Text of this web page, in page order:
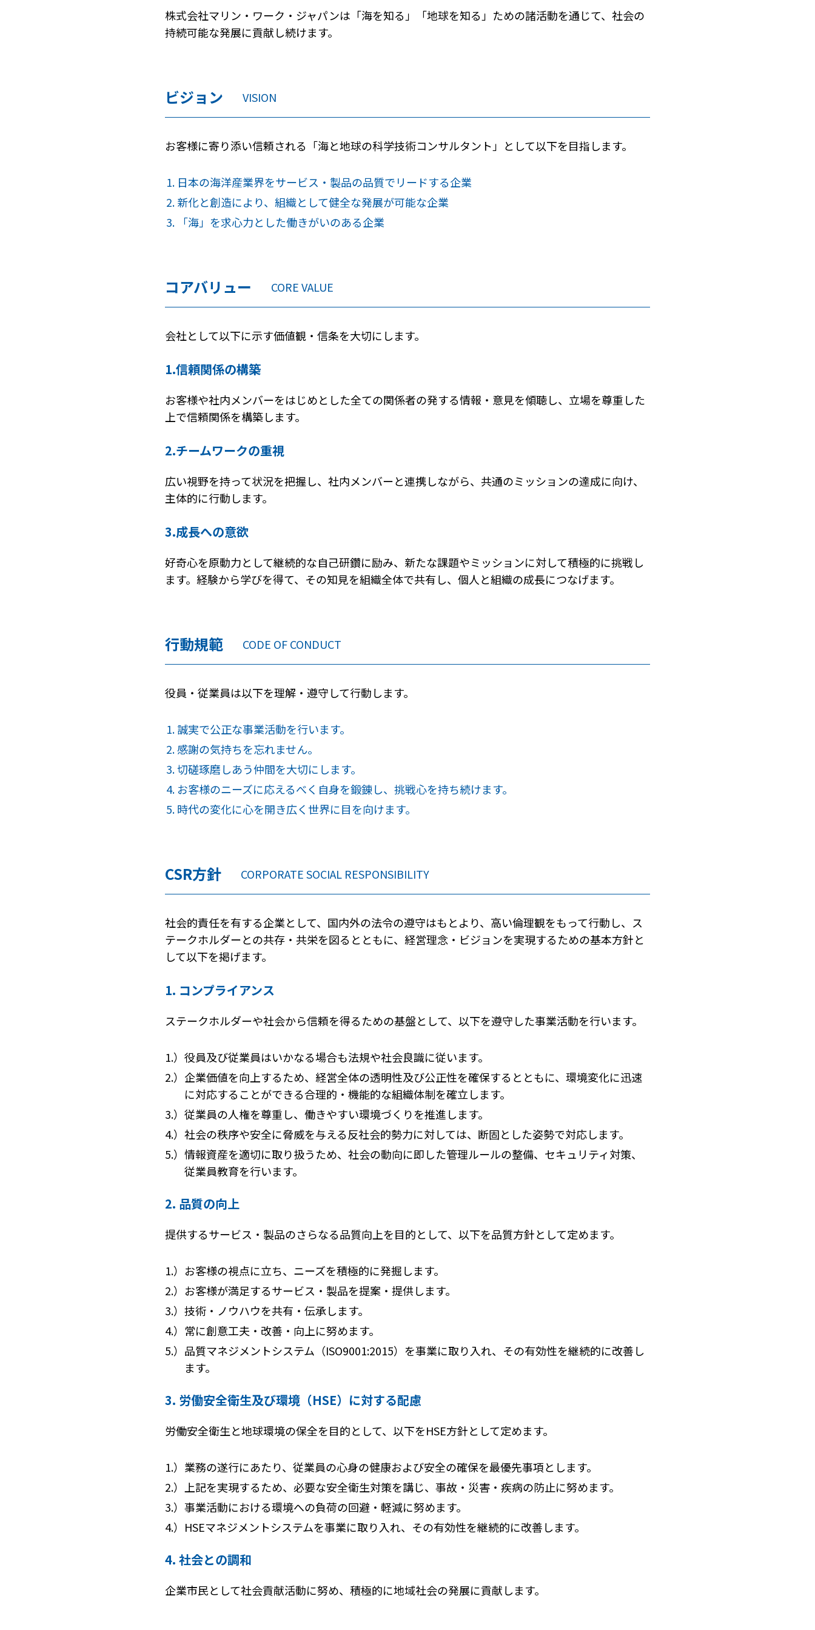
株式会社マリン・ワーク・ジャパンは「海を知る」「地球を知る」ための諸活動を通じて、社会の
持続可能な発展に貢献し続けます。
ビジョン VISION
お客様に寄り添い信頼される「海と地球の科学技術コンサルタント」として以下を目指します。
日本の海洋産業界をサービス・製品の品質でリードする企業
新化と創造により、組織として健全な発展が可能な企業
「海」を求心力とした働きがいのある企業
コアバリュー CORE VALUE
会社として以下に示す価値観・信条を大切にします。
1.信頼関係の構築
お客様や社内メンバーをはじめとした全ての関係者の発する情報・意見を傾聴し、立場を尊重した
上で信頼関係を構築します。
2.チームワークの重視
広い視野を持って状況を把握し、社内メンバーと連携しながら、共通のミッションの達成に向け、
主体的に行動します。
3.成長への意欲
好奇心を原動力として継続的な自己研鑽に励み、新たな課題やミッションに対して積極的に挑戦し
ます。経験から学びを得て、その知見を組織全体で共有し、個人と組織の成長につなげます。
行動規範 CODE OF CONDUCT
役員・従業員は以下を理解・遵守して行動します。
誠実で公正な事業活動を行います。
感謝の気持ちを忘れません。
切磋琢磨しあう仲間を大切にします。
お客様のニーズに応えるべく自身を鍛錬し、挑戦心を持ち続けます。
時代の変化に心を開き広く世界に目を向けます。
CSR方針 CORPORATE SOCIAL RESPONSIBILITY
社会的責任を有する企業として、国内外の法令の遵守はもとより、高い倫理観をもって行動し、ス
テークホルダーとの共存・共栄を図るとともに、経営理念・ビジョンを実現するための基本方針と
して以下を掲げます。
1. コンプライアンス
ステークホルダーや社会から信頼を得るための基盤として、以下を遵守した事業活動を行います。
1.） 役員及び従業員はいかなる場合も法規や社会良識に従います。
2.） 企業価値を向上するため、経営全体の透明性及び公正性を確保するとともに、環境変化に迅速
に対応することができる合理的・機能的な組織体制を確立します。
3.） 従業員の人権を尊重し、働きやすい環境づくりを推進します。
4.） 社会の秩序や安全に脅威を与える反社会的勢力に対しては、断固とした姿勢で対応します。
5.） 情報資産を適切に取り扱うため、社会の動向に即した管理ルールの整備、セキュリティ対策、
従業員教育を行います。
2. 品質の向上
提供するサービス・製品のさらなる品質向上を目的として、以下を品質方針として定めます。
1.） お客様の視点に立ち、ニーズを積極的に発掘します。
2.） お客様が満足するサービス・製品を提案・提供します。
3.） 技術・ノウハウを共有・伝承します。
4.） 常に創意工夫・改善・向上に努めます。
5.） 品質マネジメントシステム（ISO9001:2015）を事業に取り入れ、その有効性を継続的に改善し
ます。
3. 労働安全衛生及び環境（HSE）に対する配慮
労働安全衛生と地球環境の保全を目的として、以下をHSE方針として定めます。
1.） 業務の遂行にあたり、従業員の心身の健康および安全の確保を最優先事項とします。
2.）
上記を実現するため、必要な安全衛生対策を講じ、事故・災害・疾病の防止に努めます。
3.） 事業活動における環境への負荷の回避・軽減に努めます。
4.） HSEマネジメントシステムを事業に取り入れ、その有効性を継続的に改善します。
4. 社会との調和
企業市民として社会貢献活動に努め、積極的に地域社会の発展に貢献します。